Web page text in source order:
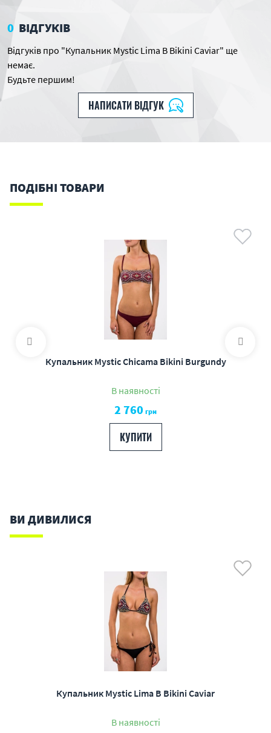
0 ВІДГУКІВ
Відгуків про "Купальник Mystic Lima B Bikini Caviar" ще
немає.
Будьте першим!
НАПИСАТИ ВІДГУК
ПОДІБНІ ТОВАРИ
Купальник Mystic Chicama Bikini Burgundy
В наявності
2 760 грн
КУПИТИ
ВИ ДИВИЛИСЯ
Купальник Mystic Lima B Bikini Caviar
В наявності